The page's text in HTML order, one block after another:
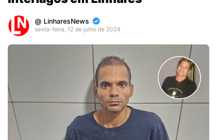
LinharesNews
sexta-feira, 12 de julho de 2024
Premium
With
Shroff
Templates